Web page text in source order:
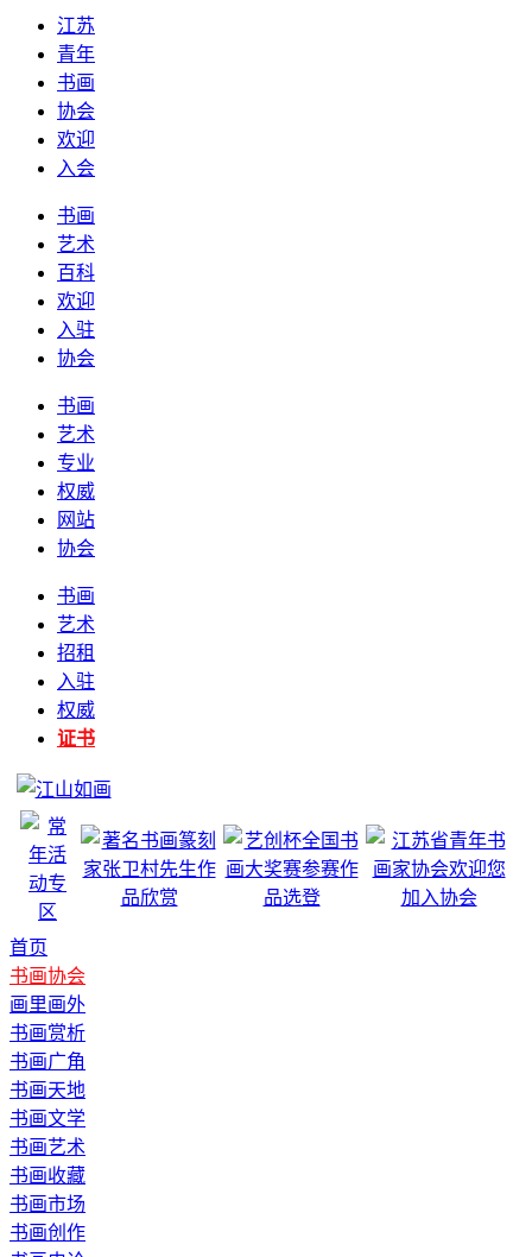
江苏
青年
书画
协会
欢迎
入会
书画
艺术
百科
欢迎
入驻
协会
书画
艺术
专业
权威
网站
协会
书画
艺术
招租
入驻
权威
证书
首页
书画协会
画里画外
书画赏析
书画广角
书画天地
书画文学
书画艺术
书画收藏
书画市场
书画创作